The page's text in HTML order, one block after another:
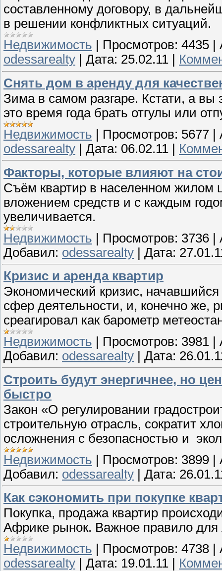
составленному договору, в
в решении конфликтных ситуаций.
Недвижимость
Просмотров: 4435
odessarealty
Дата: 25.02.11
Снять дом в аренду для
Зима в самом разгаре. Кстати, а вы
это время года брать отгулы или
Недвижимость
Просмотров: 5677
odessarealty
Дата: 06.02.11
Факторы, которые влияют на
Съём квартир в населенном жилом
вложением средств и с каждым
увеличивается.
Недвижимость | Просмотров: 3736 |
Добавил: odessarealty | Дата:
Кризис и аренда квартир
Экономический кризис, начавшийся
сфер деятельности, и, конечно же,
среагировал как барометр
Недвижимость
Просмотров: 3981
Добавил: odessarealty Дата:
Строить будут энергичнее, но
быстро
Закон «О регулировании
строительную отрасль, сократит
осложнения с безопасностью и
Недвижимость
Просмотров: 3899
Добавил: odessarealty Дата:
Как сэкономить при покупке
Покупка, продажа квартир
Африке рынок. Важное правило для
Недвижимость
Просмотров: 4738
odessarealty
Дата: 19.01.11